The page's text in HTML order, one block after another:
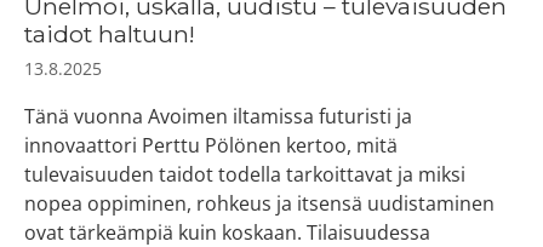
Unelmoi, uskalla, uudistu – tulevaisuuden
taidot haltuun!
13.8.2025
Tänä vuonna Avoimen iltamissa futuristi ja
innovaattori Perttu Pölönen kertoo, mitä
tulevaisuuden taidot todella tarkoittavat ja miksi
nopea oppiminen, rohkeus ja itsensä uudistaminen
ovat tärkeämpiä kuin koskaan. Tilaisuudessa